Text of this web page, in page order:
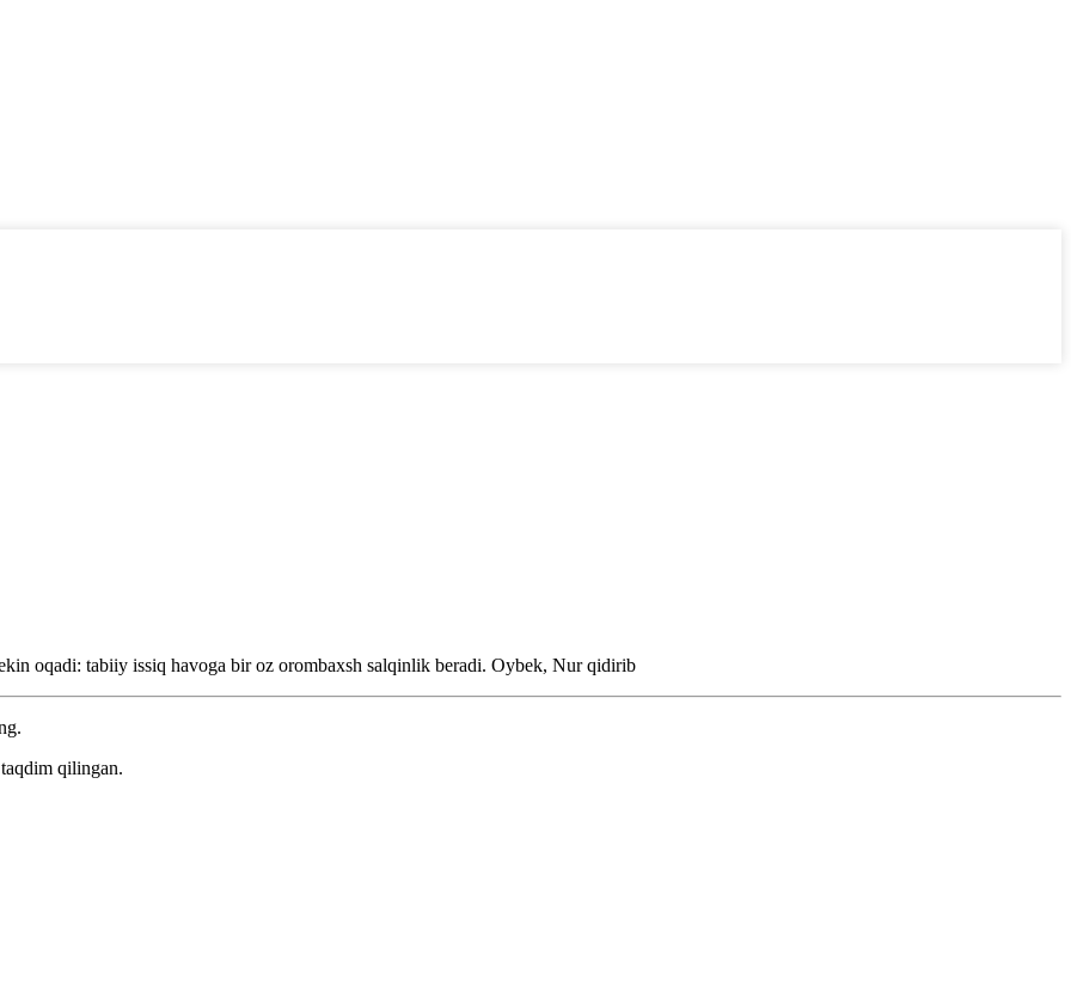
oqadi: tabiiy issiq havoga bir oz orombaxsh salqinlik beradi. Oybek, Nur qidirib
qilingan.